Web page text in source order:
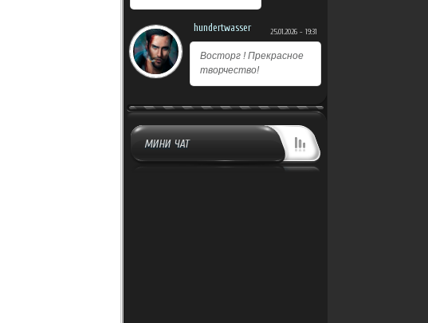
hundertwasser 25.01.2026 - 19:31
Восторг ! Прекрасное
творчество!
МИНИ ЧАТ